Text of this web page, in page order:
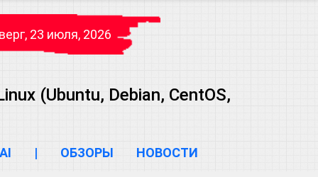
23 июля, 2026
(Ubuntu, Debian, CentOS,
AI | ОБЗОРЫ НОВОСТИ